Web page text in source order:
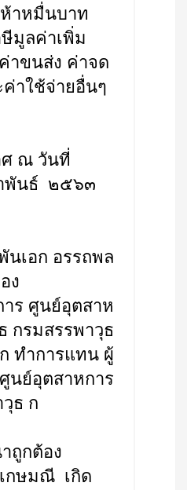
าหมื่นบาท
มูลค่าเพิ่ม
าขนส่ง ค่าจด
าใช้จ่ายอื่นๆ
ศ ณ วันที่
พันธ์ ๒๕๖๓
นเอก อรรถพล
หลือง
ร ศูนย์อุตสาห
กรมสรรพาวุธ
ทำการแทน ผู้
นย์อุตสาหการ
พาวุธ ก
ต้อง
กษมณี เกิด